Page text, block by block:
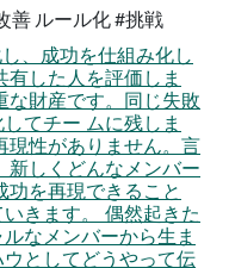
善 ルール化 #挑戦
、成功を仕組み化し
した人を評価しま
な財産です。同じ失敗
てチー ムに残しま
現性がありません。言
新しくどんなメンバー
功を再現できること
きます。 偶然起きた
なメンバーから生ま
としてどうやって伝